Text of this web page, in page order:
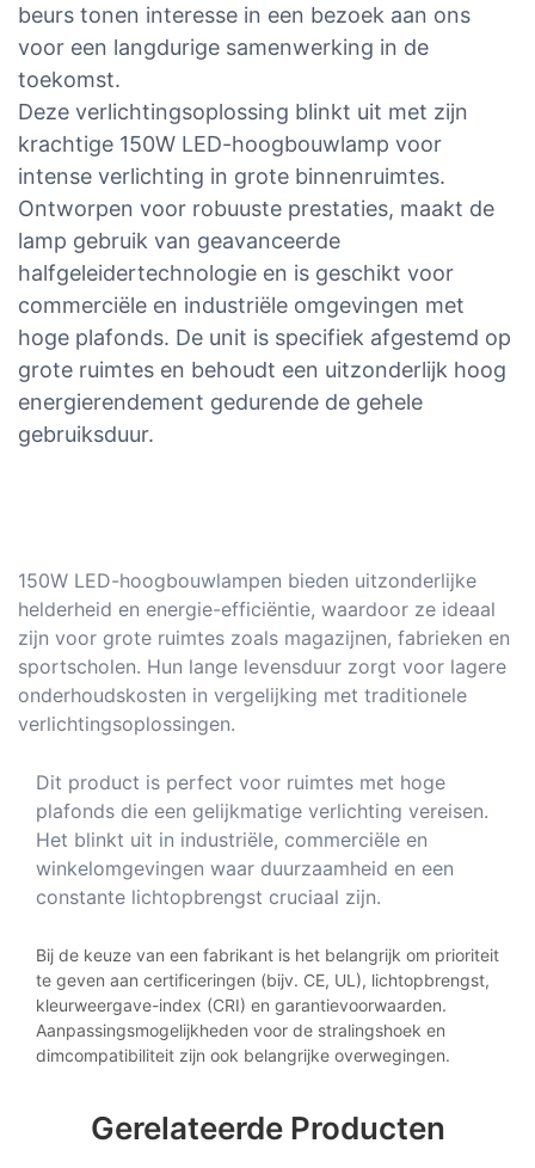
beurs tonen interesse in een bezoek aan ons
voor een langdurige samenwerking in de
toekomst.
Deze verlichtingsoplossing blinkt uit met zijn
krachtige 150W LED-hoogbouwlamp voor
intense verlichting in grote binnenruimtes.
Ontworpen voor robuuste prestaties, maakt de
lamp gebruik van geavanceerde
halfgeleidertechnologie en is geschikt voor
commerciële en industriële omgevingen met
hoge plafonds. De unit is specifiek afgestemd op
grote ruimtes en behoudt een uitzonderlijk hoog
energierendement gedurende de gehele
gebruiksduur.
150W LED-hoogbouwlampen bieden uitzonderlijke
helderheid en energie-efficiëntie, waardoor ze ideaal
zijn voor grote ruimtes zoals magazijnen, fabrieken en
sportscholen. Hun lange levensduur zorgt voor lagere
onderhoudskosten in vergelijking met traditionele
verlichtingsoplossingen.
Dit product is perfect voor ruimtes met hoge
plafonds die een gelijkmatige verlichting vereisen.
Het blinkt uit in industriële, commerciële en
winkelomgevingen waar duurzaamheid en een
constante lichtopbrengst cruciaal zijn.
Bij de keuze van een fabrikant is het belangrijk om prioriteit
te geven aan certificeringen (bijv. CE, UL), lichtopbrengst,
kleurweergave-index (CRI) en garantievoorwaarden.
Aanpassingsmogelijkheden voor de stralingshoek en
dimcompatibiliteit zijn ook belangrijke overwegingen.
Gerelateerde Producten